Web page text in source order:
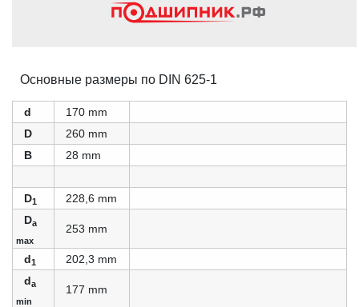
Основные размеры по DIN 625-1
d
170 mm
D
260 mm
B
28 mm
D1
228,6 mm
Da
max
253 mm
d1
202,3 mm
da
min
177 mm